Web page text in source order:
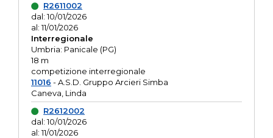
R2611002
dal: 10/01/2026
al: 11/01/2026
Interregionale
Umbria: Panicale (PG)
18 m
competizione interregionale
11016 - A.S.D. Gruppo Arcieri Simba
Caneva, Linda
R2612002
dal: 10/01/2026
al: 11/01/2026